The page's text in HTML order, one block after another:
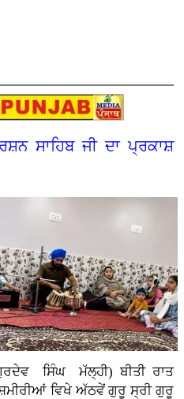
ਸਾਹਿਬ ਜੀ ਦਾ ਪ੍ਰਕਾਸ਼
ਸਿੰਘ ਮੱਲ੍ਹੀ)ਬੀਤੀ ਰਾਤ
ਵਿਖੇ ਅੱਠਵੇਂ ਗੁਰੂ ਸ੍ਰੀ ਗੁਰੂ